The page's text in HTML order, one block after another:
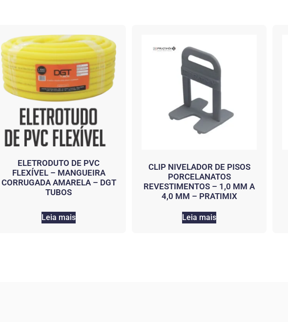
ELETRODUTO DE PVC
FLEXÍVEL – MANGUEIRA
CORRUGADA AMARELA – DGT
TUBOS
Leia mais
CLIP NIVELADOR DE PISOS
PORCELANATOS
REVESTIMENTOS – 1,0 MM A
4,0 MM – PRATIMIX
Leia mais